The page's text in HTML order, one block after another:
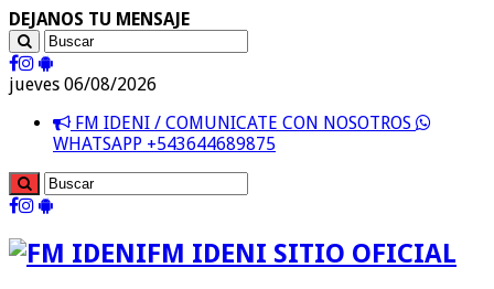
DEJANOS TU MENSAJE
jueves 06/08/2026
FM IDENI / COMUNICATE CON NOSOTROS
WHATSAPP +543644689875
FM IDENI SITIO OFICIAL